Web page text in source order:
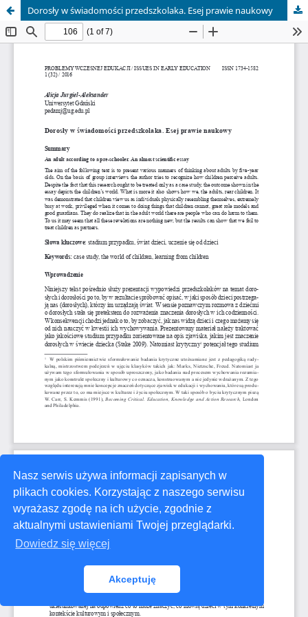
Nasz serwis używa informacji zapisanych w
plikach cookies. Korzystając z naszego serwisu
wyrażasz zgodę na ich użycie, zgodnie z
aktualnymi ustawieniami Twojej przeglądarki.
Dowiedz się więcej
Akceptuję
Dorosły w świadomości przedszkolaka. Esej prawie naukowy